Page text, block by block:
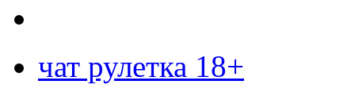
чат рулетка 18+